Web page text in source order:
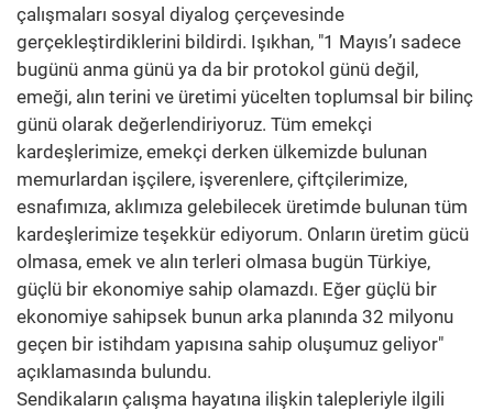
çalışmaları sosyal diyalog çerçevesinde
gerçekleştirdiklerini bildirdi. Işıkhan, "1 Mayıs’ı sadece
bugünü anma günü ya da bir protokol günü değil,
emeği, alın terini ve üretimi yücelten toplumsal bir bilinç
günü olarak değerlendiriyoruz. Tüm emekçi
kardeşlerimize, emekçi derken ülkemizde bulunan
memurlardan işçilere, işverenlere, çiftçilerimize,
esnafımıza, aklımıza gelebilecek üretimde bulunan tüm
kardeşlerimize teşekkür ediyorum. Onların üretim gücü
olmasa, emek ve alın terleri olmasa bugün Türkiye,
güçlü bir ekonomiye sahip olamazdı. Eğer güçlü bir
ekonomiye sahipsek bunun arka planında 32 milyonu
geçen bir istihdam yapısına sahip oluşumuz geliyor"
açıklamasında bulundu.
Sendikaların çalışma hayatına ilişkin talepleriyle ilgili